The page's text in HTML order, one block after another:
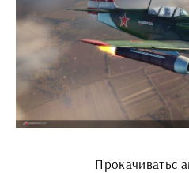
Прокачиватьс